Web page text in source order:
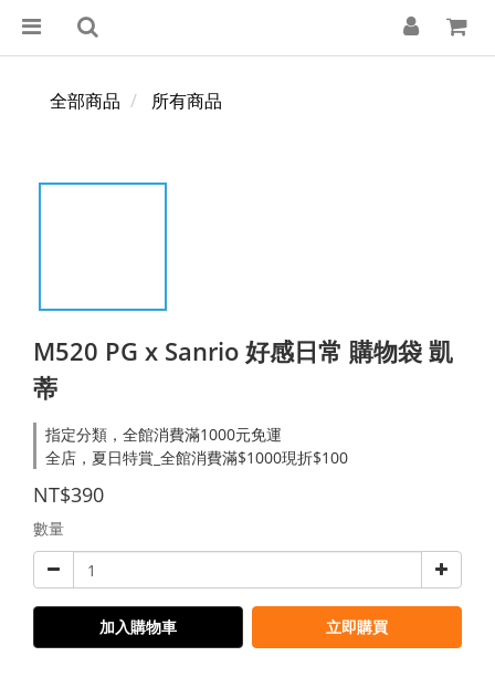
全部商品 所有商品
M520 PG x Sanrio 好感日常 購物袋 凱
蒂
指定分類，全館消費滿1000元免運
全店，夏日特賞_全館消費滿$1000現折$100
NT$390
數量
加入購物車 立即購買